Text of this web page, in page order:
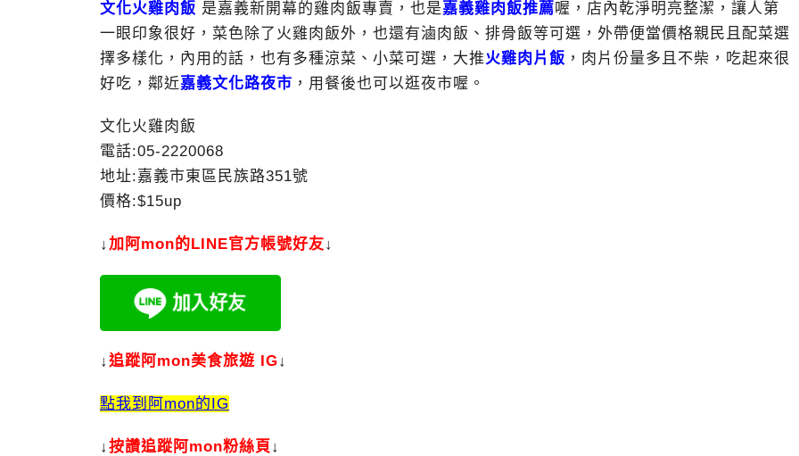
文化火雞肉飯 是嘉義新開幕的雞肉飯專賣，也是嘉義雞肉飯推薦喔，店內乾淨明亮整潔，讓人第
一眼印象很好，菜色除了火雞肉飯外，也還有滷肉飯、排骨飯等可選，外帶便當價格親民且配菜選
擇多樣化，內用的話，也有多種涼菜、小菜可選，大推火雞肉片飯 ，肉片份量多且不柴，吃起來很
好吃，鄰近嘉義文化路夜市 ，用餐後也可以逛夜市喔。
文化火雞肉飯
電話:05-2220068
地址:嘉義市東區民族路351號
價格:$15up
↓加 阿mon的LINE官方帳號好友↓
↓追蹤阿mon美食旅遊 IG↓
點我到阿mon的IG
↓按讚追蹤阿mon粉絲頁 ↓